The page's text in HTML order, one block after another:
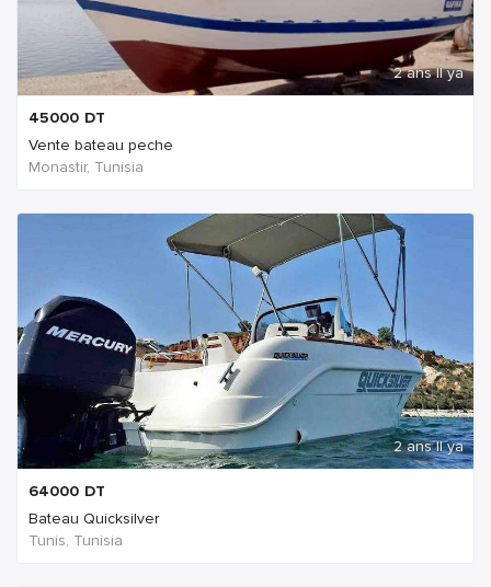
2 ans Il ya
45000 DT
Vente bateau peche
Monastir, Tunisia
2 ans Il ya
64000 DT
Bateau Quicksilver
Tunis, Tunisia